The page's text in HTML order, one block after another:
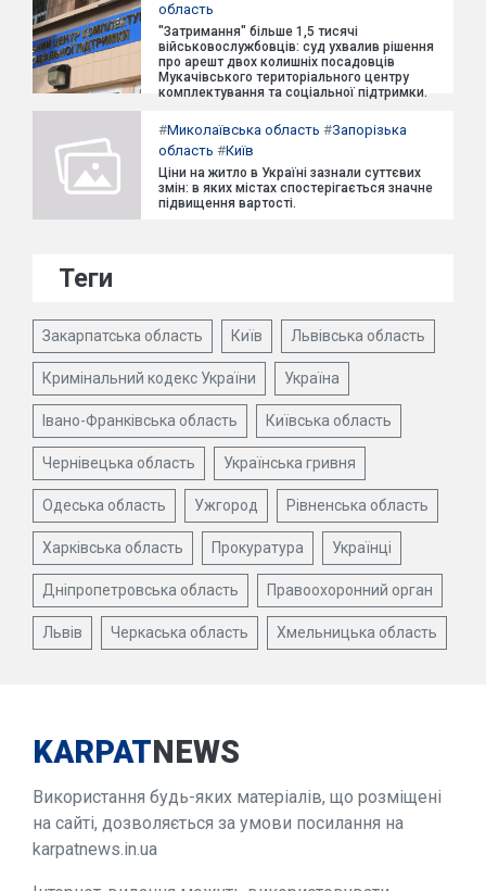
область
"Затримання" більше 1,5 тисячі
військовослужбовців: суд ухвалив рішення
про арешт двох колишніх посадовців
Мукачівського територіального центру
комплектування та соціальної підтримки.
#Миколаївська область #Запорізька
область #Київ
Ціни на житло в Україні зазнали суттєвих
змін: в яких містах спостерігається значне
підвищення вартості.
Теги
Закарпатська область Київ Львівська область
Кримінальний кодекс України Україна
Івано-Франківська область Київська область
Чернівецька область Українська гривня
Одеська область Ужгород Рівненська область
Харківська область Прокуратура Українці
Дніпропетровська область Правоохоронний орган
Львів Черкаська область Хмельницька область
KARPATNEWS
Використання будь-яких матеріалів, що розміщені
на сайті, дозволяється за умови посилання на
karpatnews.in.ua